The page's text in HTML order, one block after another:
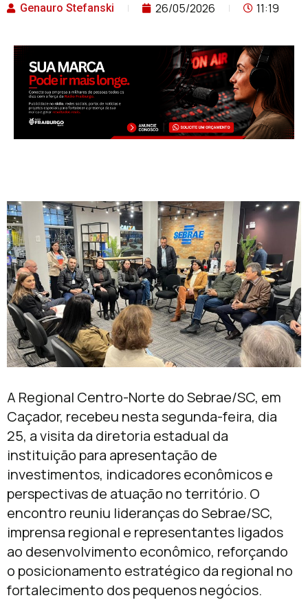
Genauro Stefanski
26/05/2026 11:19
A Regional Centro-Norte do Sebrae/SC, em
Caçador, recebeu nesta segunda-feira, dia
25, a visita da diretoria estadual da
instituição para apresentação de
investimentos, indicadores econômicos e
perspectivas de atuação no território. O
encontro reuniu lideranças do Sebrae/SC,
imprensa regional e representantes ligados
ao desenvolvimento econômico, reforçando
o posicionamento estratégico da regional no
fortalecimento dos pequenos negócios.